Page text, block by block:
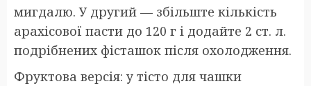
мигдалю. У другий — збільште кількість
арахісової пасти до 120 г і додайте 2 ст. л.
подрібнених фісташок після охолодження.
Фруктова версія: у тісто для чашки